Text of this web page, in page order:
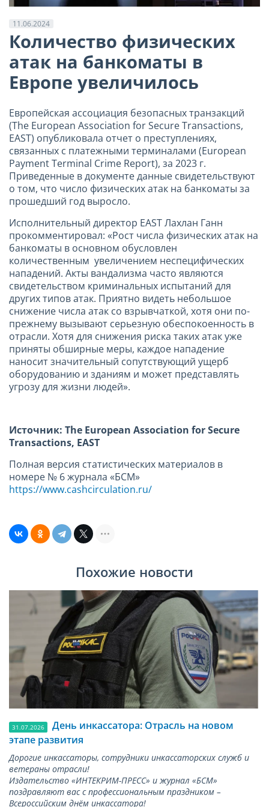
11.06.2024
Количество физических
атак на банкоматы в
Европе увеличилось
Европейская ассоциация безопасных транзакций
(The European Association for Secure Transactions,
EAST) опубликовала отчет о преступлениях,
связанных с платежными терминалами (European
Payment Terminal Crime Report), за 2023 г.
Приведенные в документе данные свидетельствуют
о том, что число физических атак на банкоматы за
прошедший год выросло.
Исполнительный директор EAST Лахлан Ганн
прокомментировал: «Рост числа физических атак на
банкоматы в основном обусловлен
количественным увеличением неспецифических
нападений. Акты вандализма часто являются
свидетельством криминальных испытаний для
других типов атак. Приятно видеть небольшое
снижение числа атак со взрывчаткой, хотя они по-
прежнему вызывают серьезную обеспокоенность в
отрасли. Хотя для снижения риска таких атак уже
приняты обширные меры, каждое нападение
наносит значительный сопутствующий ущерб
оборудованию и зданиям и может представлять
угрозу для жизни людей».
Источник: The European Association for Secure
Transactions, EAST
Полная версия статистических материалов в
номере № 6 журнала «БСМ»
https://www.cashcirculation.ru/
Похожие новости
31.07.2026
День инкассатора: Отрасль на новом
этапе развития
Дорогие инкассаторы, сотрудники инкассаторских служб и
ветераны отрасли!
Издательство «ИНТЕКРИМ-ПРЕСС» и журнал «БСМ»
поздравляют вас с профессиональным праздником –
Всероссийским днём инкассатора!